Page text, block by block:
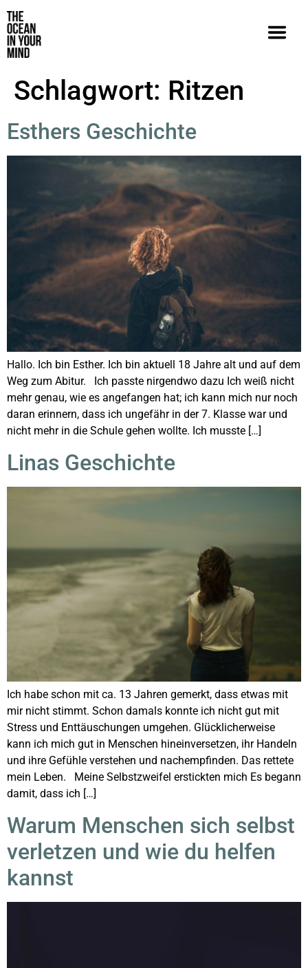
Schlagwort: Ritzen
Esthers Geschichte
Hallo. Ich bin Esther. Ich bin aktuell 18 Jahre alt und auf dem
Weg zum Abitur. Ich passte nirgendwo dazu Ich weiß nicht
mehr genau, wie es angefangen hat; ich kann mich nur noch
daran erinnern, dass ich ungefähr in der 7. Klasse war und
nicht mehr in die Schule gehen wollte. Ich musste […]
Linas Geschichte
Ich habe schon mit ca. 13 Jahren gemerkt, dass etwas mit
mir nicht stimmt. Schon damals konnte ich nicht gut mit
Stress und Enttäuschungen umgehen. Glücklicherweise
kann ich mich gut in Menschen hineinversetzen, ihr Handeln
und ihre Gefühle verstehen und nachempfinden. Das rettete
mein Leben. Meine Selbstzweifel erstickten mich Es begann
damit, dass ich […]
Warum Menschen sich selbst
verletzen und wie du helfen
kannst